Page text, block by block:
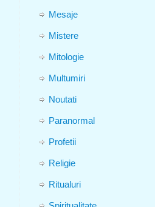
Mesaje
Mistere
Mitologie
Multumiri
Noutati
Paranormal
Profetii
Religie
Ritualuri